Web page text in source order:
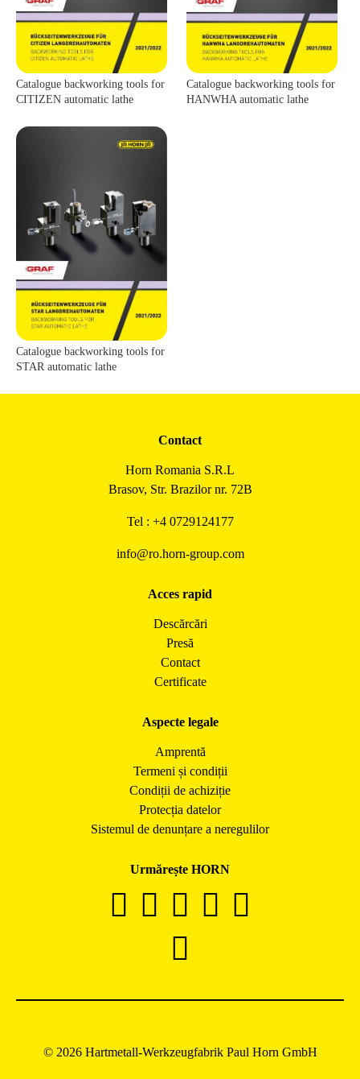
Catalogue backworking tools for
CITIZEN automatic lathe
Catalogue backworking tools for
HANWHA automatic lathe
Catalogue backworking tools for
STAR automatic lathe
Contact
Horn Romania S.R.L
Brasov, Str. Brazilor nr. 72B
Tel : +4 0729124177
info@ro.horn-group.com
Acces rapid
Descărcări
Presă
Contact
Certificate
Aspecte legale
Amprentă
Termeni și condiții
Condiții de achiziție
Protecția datelor
Sistemul de denunțare a neregulilor
Urmărește HORN
© 2026 Hartmetall-Werkzeugfabrik Paul Horn GmbH